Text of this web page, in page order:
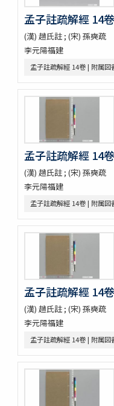
忠義水滸全書 一百二十
忠義水滸全書 一百二十
忠義水滸全伝 百二十回
忠義水滸全伝 120回図1
李卓吾先生批点忠義水
評論出像水滸伝 [E4651]
評論出像水滸伝 [E46_63]
水滸傳語譯 [E4692]
U-PARLセレクション
古今歴代十八史略二巻首
元氏長慶集残五巻
宋版大蔵経零本五巻
論語集解残四巻
纂図附音増広古注千字文
医方大成論一巻
Pagoda de Dakao
Vedische und
争春園全伝（アジア）
争春園全伝（総合図書館
韻府羣玉
One hundred
Khayyam
Bản chỉ cách đọc và
佛印産薬用植物（下巻
佛印の政治經濟状況と
泰・佛印における宣傳戰
佛印文化情報 第五号
薬用植物
孟子註疏解經 14
(漢) 趙氏註 ; (宋) 孫奭疏
李元陽福建
孟子註疏解經 14卷 | 附属図
孟子註疏解經 14
(漢) 趙氏註 ; (宋) 孫奭疏
李元陽福建
孟子註疏解經 14卷 | 附属図
孟子註疏解經 14
(漢) 趙氏註 ; (宋) 孫奭疏
李元陽福建
孟子註疏解經 14卷 | 附属図